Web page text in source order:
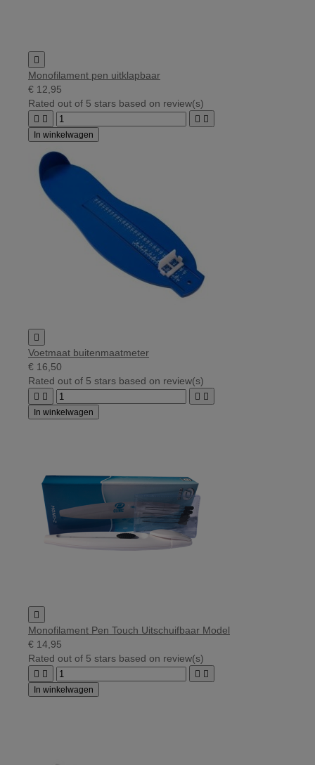

Monofilament pen uitklapbaar
€ 12,95
Rated out of 5 stars based on review(s)
   
In winkelwagen

Voetmaat buitenmaatmeter
€ 16,50
Rated out of 5 stars based on review(s)
   
In winkelwagen

Monofilament Pen Touch Uitschuifbaar Model
€ 14,95
Rated out of 5 stars based on review(s)
   
In winkelwagen